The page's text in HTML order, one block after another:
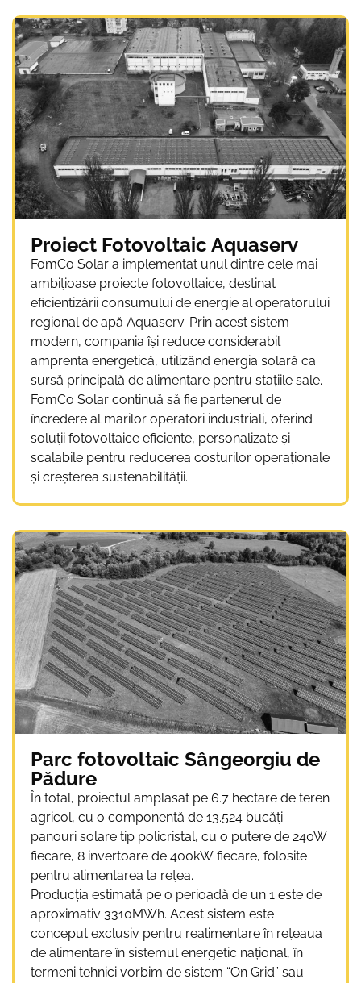
Proiect Fotovoltaic Aquaserv
FomCo Solar a implementat unul dintre cele mai
ambițioase proiecte fotovoltaice, destinat
eficientizării consumului de energie al operatorului
regional de apă Aquaserv. Prin acest sistem
modern, compania își reduce considerabil
amprenta energetică, utilizând energia solară ca
sursă principală de alimentare pentru stațiile sale.
FomCo Solar continuă să fie partenerul de
încredere al marilor operatori industriali, oferind
soluții fotovoltaice eficiente, personalizate și
scalabile pentru reducerea costurilor operaționale
și creșterea sustenabilității.
Parc fotovoltaic Sângeorgiu de
Pădure
În total, proiectul amplasat pe 6.7 hectare de teren
agricol, cu o componentă de 13.524 bucăți
panouri solare tip policristal, cu o putere de 240W
fiecare, 8 invertoare de 400kW fiecare, folosite
pentru alimentarea la rețea.
Producția estimată pe o perioadă de un 1 este de
aproximativ 3310MWh. Acest sistem este
conceput exclusiv pentru realimentare în rețeaua
de alimentare în sistemul energetic național, în
termeni tehnici vorbim de sistem “On Grid” sau